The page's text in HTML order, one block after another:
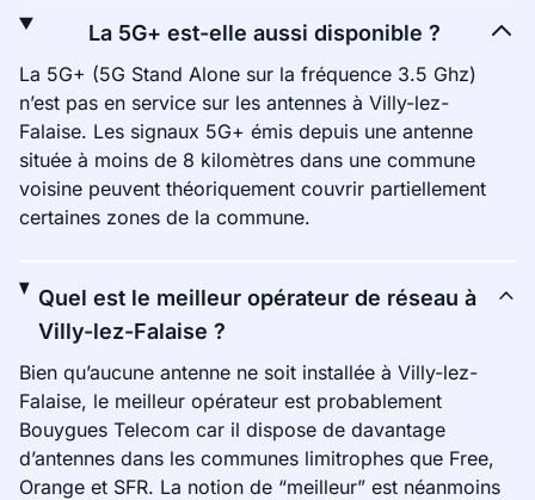
La 5G+ est-elle aussi disponible ?
La 5G+ (5G Stand Alone sur la fréquence 3.5 Ghz)
n’est pas en service sur les antennes à Villy-lez-
Falaise. Les signaux 5G+ émis depuis une antenne
située à moins de 8 kilomètres dans une commune
voisine peuvent théoriquement couvrir partiellement
certaines zones de la commune.
Quel est le meilleur opérateur de réseau à
Villy-lez-Falaise ?
Bien qu’aucune antenne ne soit installée à Villy-lez-
Falaise, le meilleur opérateur est probablement
Bouygues Telecom car il dispose de davantage
d’antennes dans les communes limitrophes que Free,
Orange et SFR. La notion de “meilleur” est néanmoins